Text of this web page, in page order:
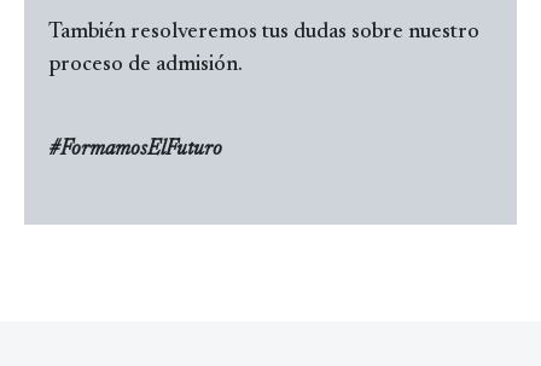
También resolveremos tus dudas sobre nuestro
proceso de admisión.
#FormamosElFuturo